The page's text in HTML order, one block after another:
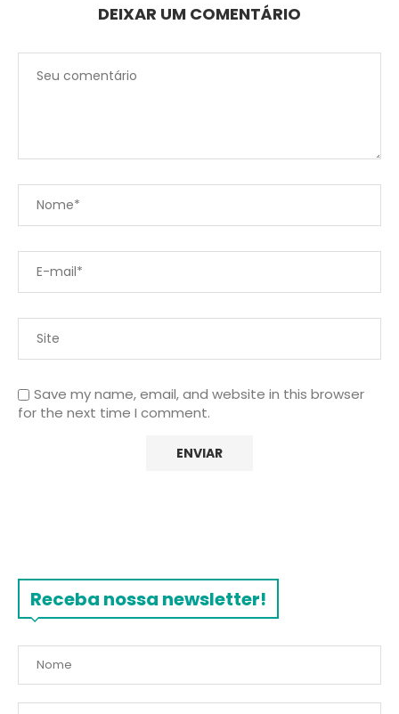
DEIXAR UM COMENTÁRIO
Save my name, email, and website in this browser
for the next time I comment.
Receba nossa newsletter!